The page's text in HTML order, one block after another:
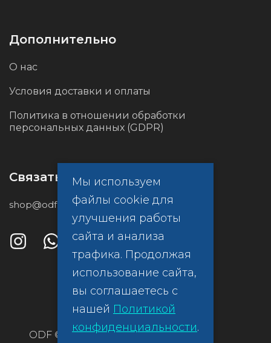
Дополнительно
О нас
Условия доставки и оплаты
Политика в отношении обработки
персональных данных (GDPR)
Связаться с нами
shop@odf.global
ODF ©
Политика
Мы используем
файлы cookie для
улучшения работы
сайта и анализа
трафика. Продолжая
использование сайта,
вы соглашаетесь с
нашей Политикой
конфиденциальности.